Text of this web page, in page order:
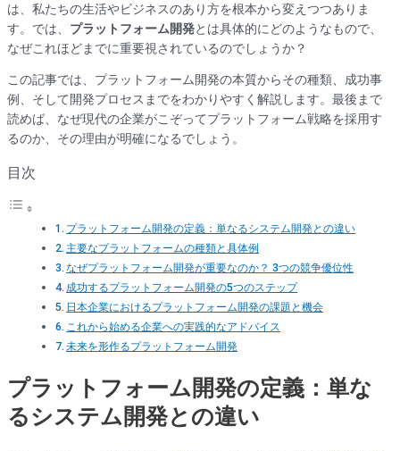
は、私たちの生活やビジネスのあり方を根本から変えつつありま
す。では、 プラットフォーム開発とは具体的にどのようなもので、
なぜこれほどまでに重要視されているのでしょうか？
この記事では、プラットフォーム開発の本質からその種類、成功事
例、そして開発プロセスまでをわかりやすく解説します。最後まで
読めば、なぜ現代の企業がこぞってプラットフォーム戦略を採用す
るのか、その理由が明確になるでしょう。
目次
プラットフォーム開発の定義：単なるシステム開発との違い
主要なプラットフォームの種類と具体例
なぜプラットフォーム開発が重要なのか？ 3つの競争優位性
成功するプラットフォーム開発の5つのステップ
日本企業におけるプラットフォーム開発の課題と機会
これから始める企業への実践的なアドバイス
未来を形作るプラットフォーム開発
プラットフォーム開発の定義：単な
るシステム開発との違い